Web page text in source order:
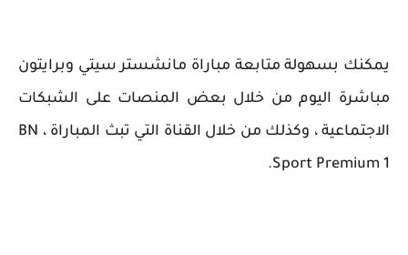
يمكنك بسهولة متابعة مباراة مانشستر سيتي وبرايتون
مباشرة اليوم من خلال بعض المنصات على الشبكات
الاجتماعية ، وكذلك من خلال القناة التي تبث المباراة ، BN
Sport Premium 1.